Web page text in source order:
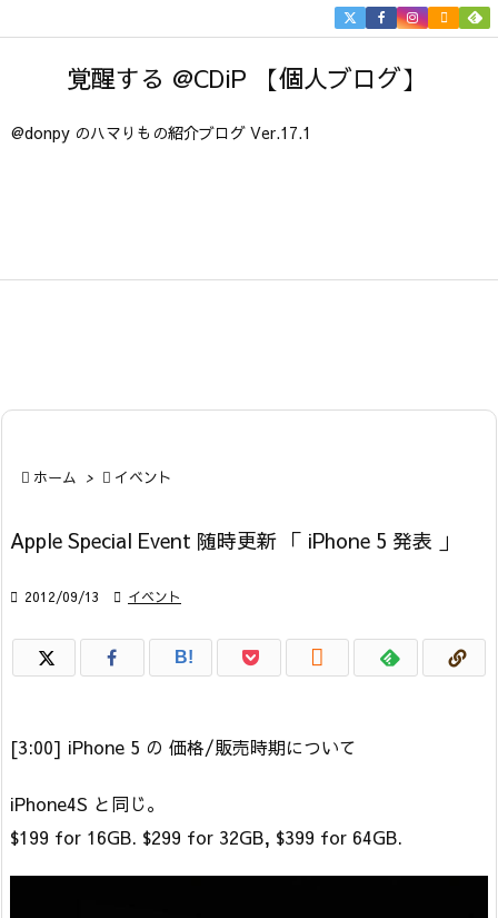
覚醒する @CDiP 【個人ブログ】
@donpy のハマりもの紹介ブログ Ver.17.1


 ホーム >  イベント
Apple Special Event 随時更新 「 iPhone 5 発表 」
 2012/09/13  イベント
B! 
[3:00] iPhone 5 の 価格/販売時期について
iPhone4S と同じ。
$199 for 16GB. $299 for 32GB, $399 for 64GB.